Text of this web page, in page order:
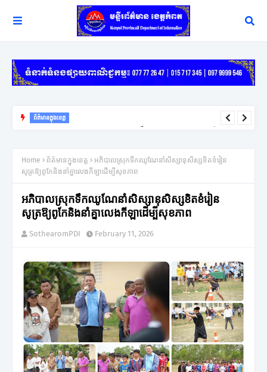
ព័ត៌មានក្នុងខេត្ត
Home ព័ត៌មានក្នុងខេត្ត
អភិបាលស្រុកទឹកឈូណែនាំសិស្សានុសិស្សខិតខំរៀន
សូត្រឱ្យពូកែនិងនាំគ្នាលេងកីឡាដើម្បីសុខភាព
អភិបាលស្រុកទឹកឈូណែនាំសិស្សានុសិស្សខិតខំរៀន
សូត្រឱ្យពូកែនិងនាំគ្នាលេងកីឡាដើម្បីសុខភាព
SothearomPDI February 11, 2026